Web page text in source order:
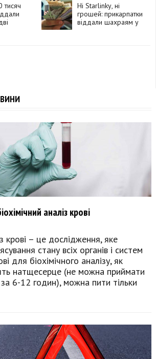
кордоном
Ні Starlinkу, ні
грошей: прикарпатки
віддали шахраям у
аналіз крові
крові – це дослідження, яке
стану всіх органів і систем
для біохімічного аналізу, як
натщесерце (не можна приймати
за 6-12 годин), можна пити тільки